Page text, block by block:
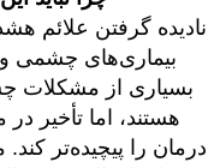
نادیده گرفتن علائم
بیماری‌های چشمی
بسیاری از مشکلات
هستند، اما تأخیر
درمان را پیچیده‌تر